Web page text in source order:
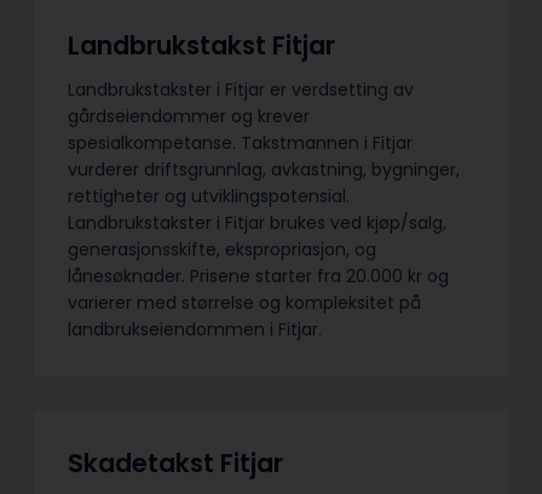
Landbrukstakst Fitjar
Landbrukstakster i Fitjar er verdsetting av
gårdseiendommer og krever
spesialkompetanse. Takstmannen i Fitjar
vurderer driftsgrunnlag, avkastning, bygninger,
rettigheter og utviklingspotensial.
Landbrukstakster i Fitjar brukes ved kjøp/salg,
generasjonsskifte, ekspropriasjon, og
lånesøknader. Prisene starter fra 20.000 kr og
varierer med størrelse og kompleksitet på
landbrukseiendommen i Fitjar.
Skadetakst Fitjar